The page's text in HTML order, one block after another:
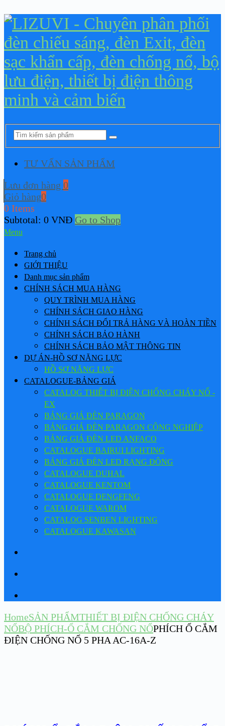
TƯ VẤN SẢN PHẨM
Lưu đơn hàng 0
Giỏ hàng0
0 Items
Subtotal: 0 VNĐ Go to Shop
Menu
Trang chủ
GIỚI THIỆU
Danh mục sản phẩm
CHÍNH SÁCH MUA HÀNG
QUY TRÌNH MUA HÀNG
CHÍNH SÁCH GIAO HÀNG
CHÍNH SÁCH ĐỔI TRẢ HÀNG VÀ HOÀN TIỀN
CHÍNH SÁCH BẢO HÀNH
CHÍNH SÁCH BẢO MẬT THÔNG TIN
DỰ ÁN-HỒ SƠ NĂNG LỰC
HỒ SƠ NĂNG LỰC
CATALOGUE-BẢNG GIÁ
CATALOG THIẾT BỊ ĐIỆN CHỐNG CHÁY NỔ -
EX
BẢNG GIÁ ĐÈN PARAGON
BẢNG GIÁ ĐÈN PARAGON CÔNG NGHIỆP
BẢNG GIÁ ĐÈN LED ANFACO
CATALOGUE BAIRUI LIGHTING
BẢNG GIÁ ĐÈN LED RẠNG ĐÔNG
CATALOGUE DUHAL
CATALOGUE KENTOM
CATALOGUE DENGFENG
CATALOGUE WAROM
CATALOG SENBEN LIGHTING
CATALOGUE KAWASAN
HomeSẢN PHẨMTHIẾT BỊ ĐIỆN CHỐNG CHÁY
NỔBỘ PHÍCH-Ổ CẮM CHỐNG NỔPHÍCH Ổ CẮM
ĐIỆN CHỐNG NỔ 5 PHA AC-16A-Z